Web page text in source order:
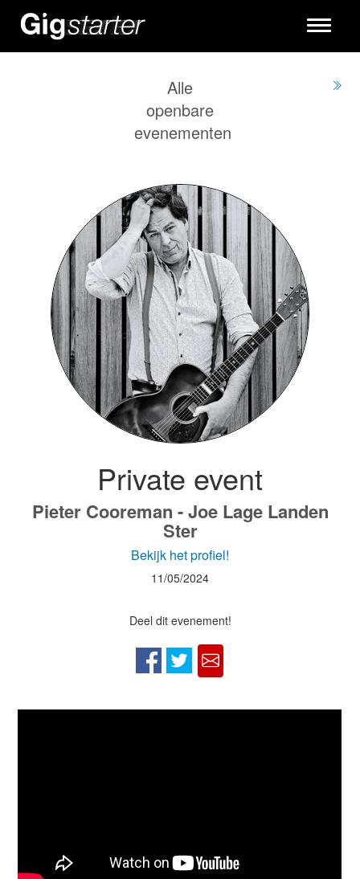
Toggle
Alle
openbare
evenementen
Private event
Pieter Cooreman - Joe Lage Landen
Ster
Bekijk het profiel!
11/05/2024
Deel dit evenement!